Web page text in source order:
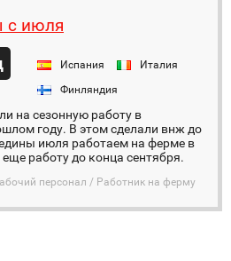
с июля
Испания
Италия
Финляндия
на сезонную работу в
году. В этом сделали внж до
июля работаем на ферме в
работу до конца сентября.
персонал / Работник на ферму